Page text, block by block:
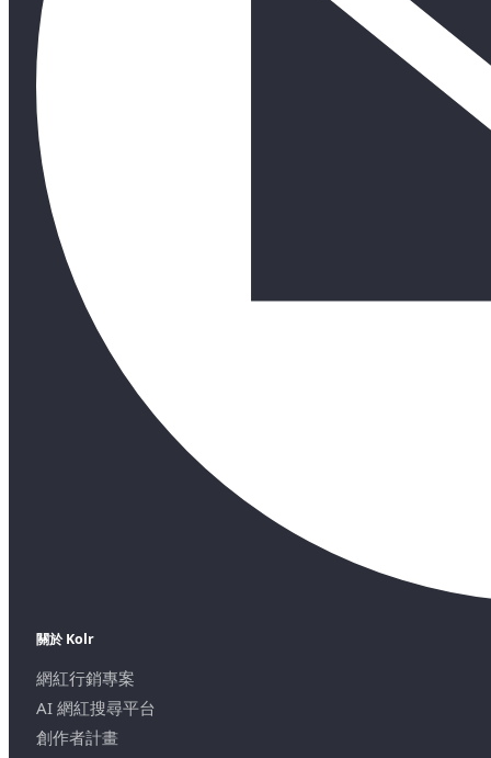
關於 Kolr
網紅行銷專案
AI 網紅搜尋平台
創作者計畫